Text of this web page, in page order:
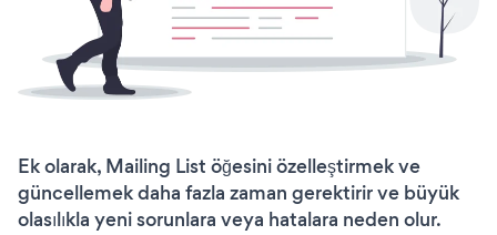
Ek olarak, Mailing List öğesini özelleştirmek ve
güncellemek daha fazla zaman gerektirir ve büyük
olasılıkla yeni sorunlara veya hatalara neden olur.